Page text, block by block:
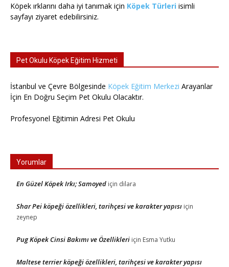
Köpek ırklarını daha iyi tanımak için Köpek Türleri isimli
sayfayı ziyaret edebilirsiniz.
Pet Okulu Köpek Eğitim Hizmeti
İstanbul ve Çevre Bölgesinde Köpek Eğitim Merkezi Arayanlar
İçin En Doğru Seçim Pet Okulu Olacaktır.
Profesyonel Eğitimin Adresi Pet Okulu
Yorumlar
En Güzel Köpek Irkı; Samoyed için dilara
Shar Pei köpeği özellikleri, tarihçesi ve karakter yapısı için
zeynep
Pug Köpek Cinsi Bakımı ve Özellikleri için Esma Yutku
Maltese terrier köpeği özellikleri, tarihçesi ve karakter yapısı